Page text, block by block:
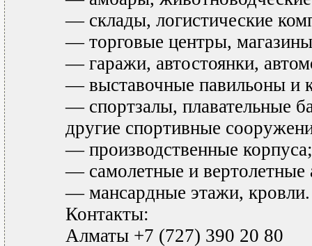
— склады, логистические
— торговые центры,
— гаражи, автостоянки,
— выставочные павильоны и
— спортзалы, плавательные
другие спортивные
— производственные корпуса;
— самолетные и вертолетные
— мансардные этажи, кровли.
Контакты:
Алматы +7 (727) 390 20 80